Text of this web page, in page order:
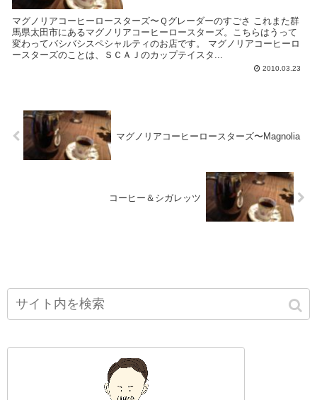
マグノリアコーヒーロースターズ〜Ｑグレーダーのすごさ これまた群
馬県太田市にあるマグノリアコーヒーロースターズ。こちらはうって
変わってバシバシスペシャルティのお店です。 マグノリアコーヒーロ
ースターズのことは、ＳＣＡＪのカップテイスタ...
2010.03.23
マグノリアコーヒーロースターズ〜Magnolia
コーヒー＆シガレッツ